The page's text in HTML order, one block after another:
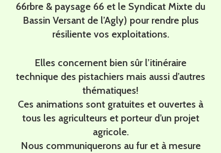
66rbre & paysage 66 et le Syndicat Mixte du
Bassin Versant de l’Agly) pour rendre plus
résiliente vos exploitations.
Elles concernent bien sûr l’itinéraire
technique des pistachiers mais aussi d’autres
thématiques!
Ces animations sont gratuites et ouvertes à
tous les agriculteurs et porteur d’un projet
agricole.
Nous communiquerons au fur et à mesure